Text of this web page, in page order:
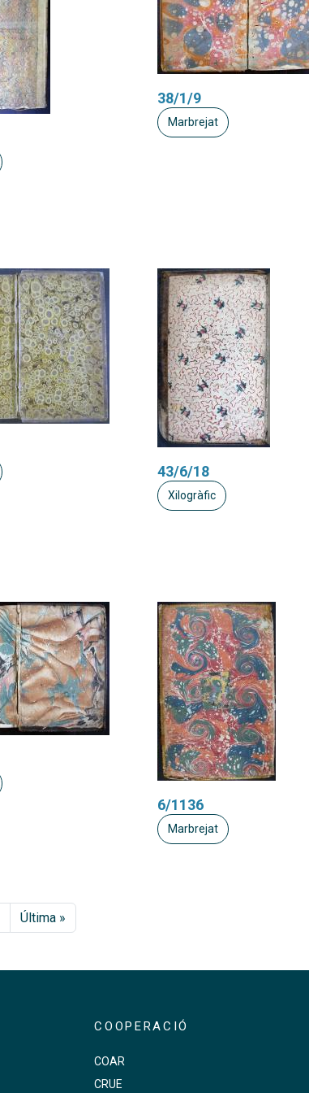
38/1/9
Marbrejat
43/6/18
Xilogràfic
6/1136
Marbrejat
Pàgina següent
Última »
COOPERACIÓ
COAR
CRUE